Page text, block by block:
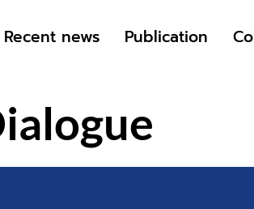
Recent news Publication